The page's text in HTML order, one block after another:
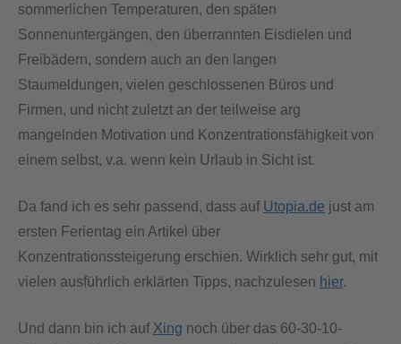
sommerlichen Temperaturen, den späten
Sonnenuntergängen, den überrannten Eisdielen und
Freibädern, sondern auch an den langen
Staumeldungen, vielen geschlossenen Büros und
Firmen, und nicht zuletzt an der teilweise arg
mangelnden Motivation und Konzentrationsfähigkeit von
einem selbst, v.a. wenn kein Urlaub in Sicht ist.
Da fand ich es sehr passend, dass auf Utopia.de just am
ersten Ferientag ein Artikel über
Konzentrationssteigerung erschien. Wirklich sehr gut, mit
vielen ausführlich erklärten Tipps, nachzulesen hier.
Und dann bin ich auf Xing noch über das 60-30-10-